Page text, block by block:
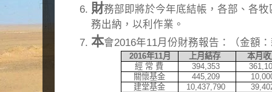
財務部即將於今年底結帳，各部、各
務出納，以利作業。
本會2016年11月份財務報告：（金額
2016年11月 上月結存
本月
經 常 費
394,353
關懷基金
445,209
建堂基金
10,437,790